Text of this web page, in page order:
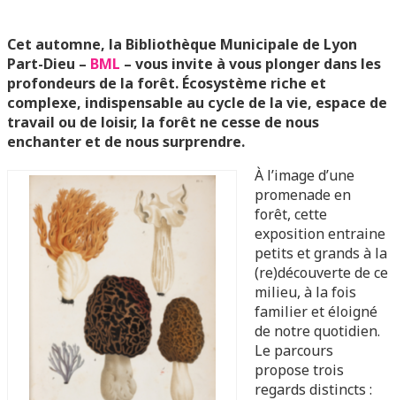
Cet automne, la Bibliothèque Municipale de Lyon
Part-Dieu – BML – vous invite à vous plonger dans les
profondeurs de la forêt. Écosystème riche et
complexe, indispensable au cycle de la vie, espace de
travail ou de loisir, la forêt ne cesse de nous
enchanter et de nous surprendre.
À l’image d’une
promenade en
forêt, cette
exposition entraine
petits et grands à la
(re)découverte de ce
milieu, à la fois
familier et éloigné
de notre quotidien.
Le parcours
propose trois
regards distincts :